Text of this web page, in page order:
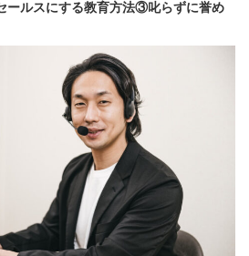
ールスにする教育方法③叱らずに誉め